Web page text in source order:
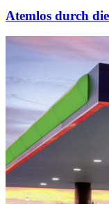
Atemlos durch